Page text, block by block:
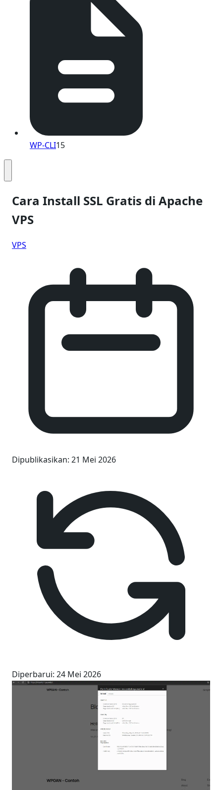
WP-CLI15
Cara Install SSL Gratis di Apache
VPS
VPS
Dipublikasikan: 21 Mei 2026
Diperbarui: 24 Mei 2026